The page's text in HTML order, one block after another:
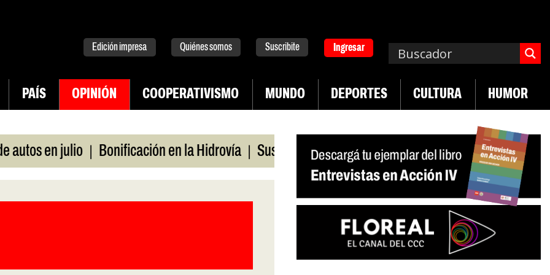
Edición impresa Quiénes somos Suscribite Ingresar
PAÍS OPINIÓN COOPERATIVISMO MUNDO DEPORTES CULTURA HUMOR
en julio | Bonificación en la Hidrovía | Suspenden desregulación del practicaje | Denuncias por